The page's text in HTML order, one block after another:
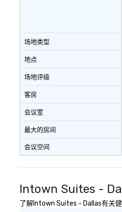
场地类型
地点
场地评级
客房
会议室
最大的房间
会议空间
Intown Suites -
了解Intown Suites - Dallas有关